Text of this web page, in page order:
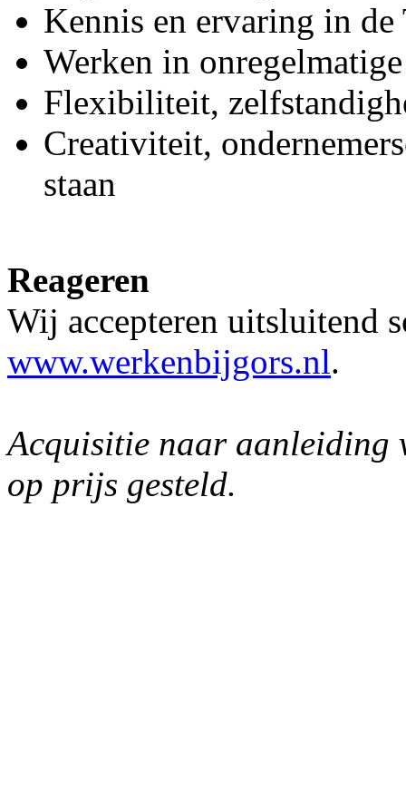
Kennis en ervaring in
Werken in
Flexibiliteit,
Creativiteit,
staan
Reageren
Wij accepteren uitsluitend
www.werkenbijgors.nl.
Acquisitie naar aanleiding
op prijs gesteld.